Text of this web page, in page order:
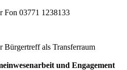
Fon 03771 1238133
Bürgertreff als Transferraum
und Engagement